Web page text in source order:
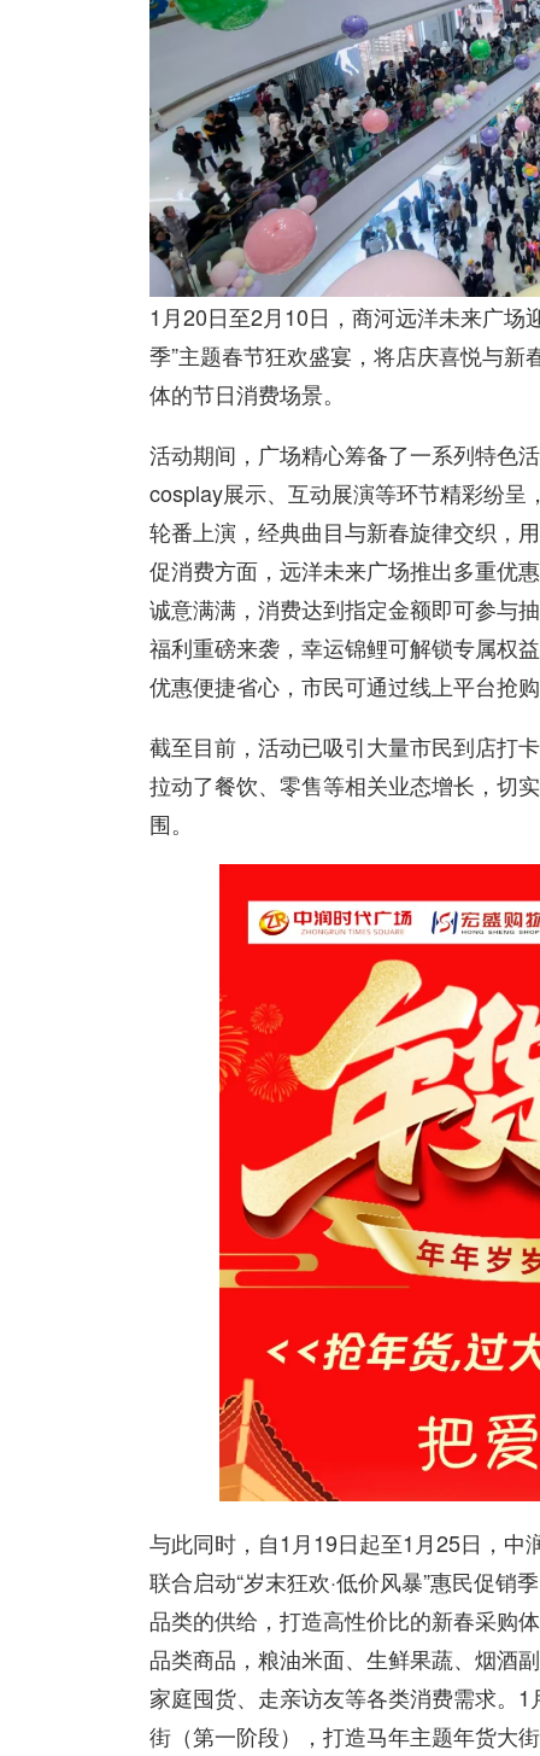
1月20日至2月10日，商河远洋未来广场
季”主题春节狂欢盛宴，将店庆喜悦与
体的节日消费场景。
活动期间，广场精心筹备了一系列特色
cosplay展示、互动展演等环节精彩纷
轮番上演，经典曲目与新春旋律交织，
促消费方面，远洋未来广场推出多重优
诚意满满，消费达到指定金额即可参与
福利重磅来袭，幸运锦鲤可解锁专属权
优惠便捷省心，市民可通过线上平台抢
截至目前，活动已吸引大量市民到店打
拉动了餐饮、零售等相关业态增长，切
围。
与此同时，自1月19日起至1月25日，
联合启动“岁末狂欢·低价风暴”惠民促
品类的供给，打造高性价比的新春采购
品类商品，粮油米面、生鲜果蔬、烟酒
家庭囤货、走亲访友等各类消费需求。1
街（第一阶段），打造马年主题年货大